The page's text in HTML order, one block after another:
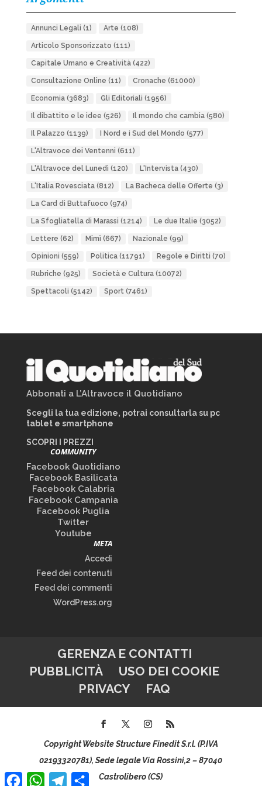
Annunci Legali (1) Arte (108)
Articolo Sponsorizzato (111)
Capitale Umano e Creatività(422)
Consultazione Online (11) Cronache (61000)
Economia(3683) Gli Editoriali (1956)
Il dibattito e le idee (526) Il mondo che cambia(580)
Il Palazzo (1139) I Nord e i Sud del Mondo (577)
L'Altravoce dei Ventenni (611)
L'Altravoce del Lunedì (120) L'Intervista(430)
L'Italia Rovesciata(812) La Bacheca delle Offerte (3)
La Card di Buttafuoco (974)
La Sfogliatella di Marassi (1214) Le due Italie (3052)
Lettere (62) Mimì (667) Nazionale (99)
Opinioni (559) Politica(11791) Regole e Diritti (70)
Rubriche (925) Società e Cultura(10072)
Spettacoli (5142) Sport(7461)
Abbonati a L’Altravoce il Quotidiano
Scegli la tua edizione, potrai consultarla su pc
tablet e smartphone
SCOPRI I PREZZI
COMMUNITY
Facebook Quotidiano
Facebook Basilicata
Facebook Calabria
Facebook Campania
Facebook Puglia
Twitter
Youtube
META
Accedi
Feed dei contenuti
Feed dei commenti
WordPress.org
GERENZA E CONTATTI
PUBBLICITÀ
USO DEI COOKIE
PRIVACY
FAQ
Copyright Website Structure Finedit S.r.l. (P.IVA
02193320781), Sede legale Via Rossini,2 – 87040
Castrolibero (CS)
Facebook
WhatsAppTelegram
Condividi